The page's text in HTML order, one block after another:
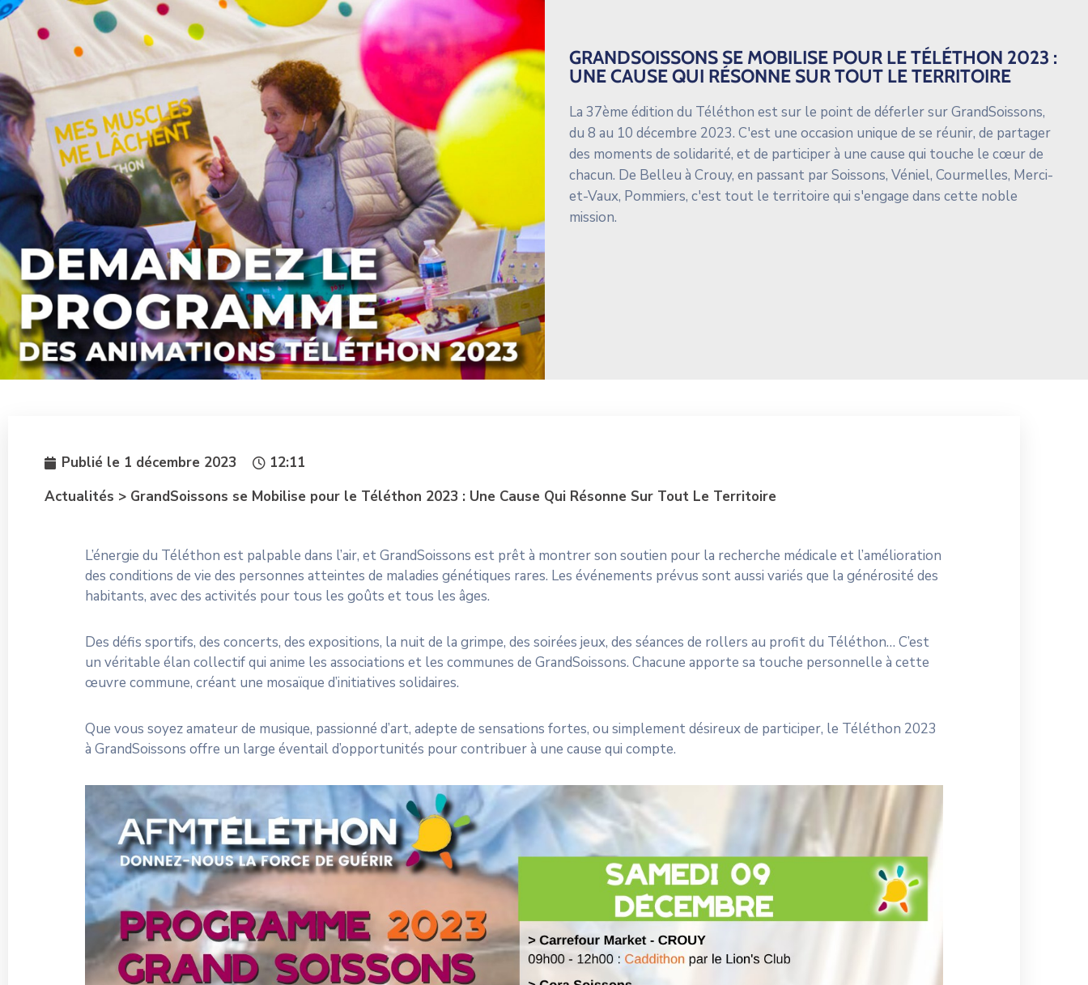
GRANDSOISSONS SE MOBILISE POUR LE TÉLÉTHON 2023 :
UNE CAUSE QUI RÉSONNE SUR TOUT LE TERRITOIRE
La 37ème édition du Téléthon est sur le point de déferler sur GrandSoissons,
du 8 au 10 décembre 2023. C'est une occasion unique de se réunir, de partager
des moments de solidarité, et de participer à une cause qui touche le cœur de
chacun. De Belleu à Crouy, en passant par Soissons, Véniel, Courmelles, Merci-
et-Vaux, Pommiers, c'est tout le territoire qui s'engage dans cette noble
mission.
Publié le 1 décembre 2023
12:11
Actualités > GrandSoissons se Mobilise pour le Téléthon 2023 : Une Cause Qui Résonne Sur Tout Le Territoire
L’énergie du Téléthon est palpable dans l’air, et GrandSoissons est prêt à montrer son soutien pour la recherche médicale et l’amélioration
des conditions de vie des personnes atteintes de maladies génétiques rares. Les événements prévus sont aussi variés que la générosité des
habitants, avec des activités pour tous les goûts et tous les âges.
Des défis sportifs, des concerts, des expositions, la nuit de la grimpe, des soirées jeux, des séances de rollers au profit du Téléthon… C’est
un véritable élan collectif qui anime les associations et les communes de GrandSoissons. Chacune apporte sa touche personnelle à cette
œuvre commune, créant une mosaïque d’initiatives solidaires.
Que vous soyez amateur de musique, passionné d’art, adepte de sensations fortes, ou simplement désireux de participer, le Téléthon 2023
à GrandSoissons offre un large éventail d’opportunités pour contribuer à une cause qui compte.